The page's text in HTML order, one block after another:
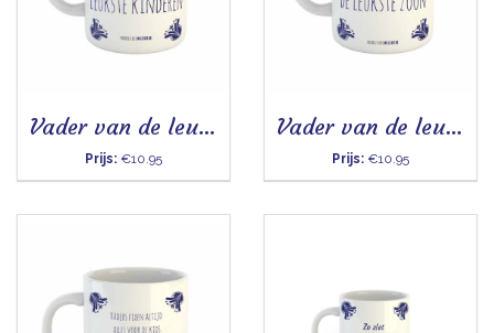
Vader van de leukste kinderen - Mok
Prijs: €10.95
Vader van de leukste zoon - Mok
Prijs: €10.95